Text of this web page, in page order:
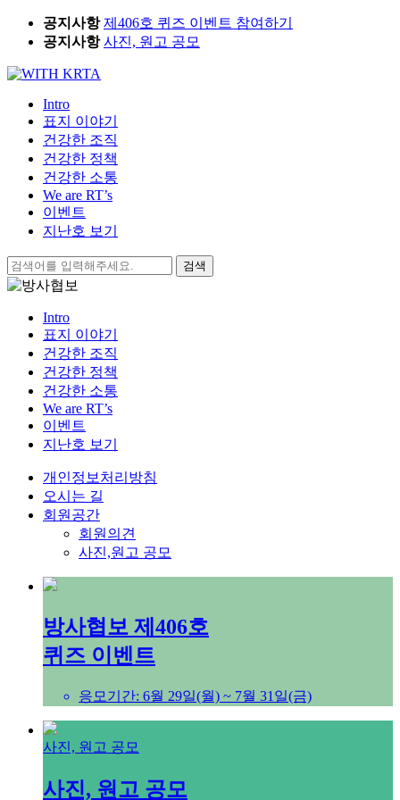
Skip
content
공지사항 제406호 퀴즈 이벤트 참여하기
공지사항 사진, 원고 공모
Intro
표지 이야기
건강한 조직
건강한 정책
건강한 소통
We are RT’s
이벤트
지난호 보기
검
색:
Intro
표지 이야기
건강한 조직
건강한 정책
건강한 소통
We are RT’s
이벤트
지난호 보기
개인정보처리방침
오시는 길
회원공간
회원의견
사진,원고 공모
방사협보 제406호
퀴즈 이벤트
응모기간: 6월 29일(월) ~ 7월 31일(금)
사진, 원고 공모
사진, 원고 공모